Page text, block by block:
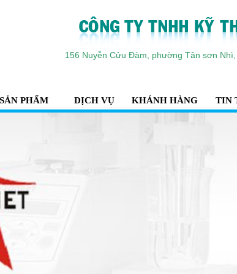
156 Nuyễn Cửu Đàm, phường Tân sơn
SẢN PHẨM DỊCH VỤ KHÁNH HÀNG TIN